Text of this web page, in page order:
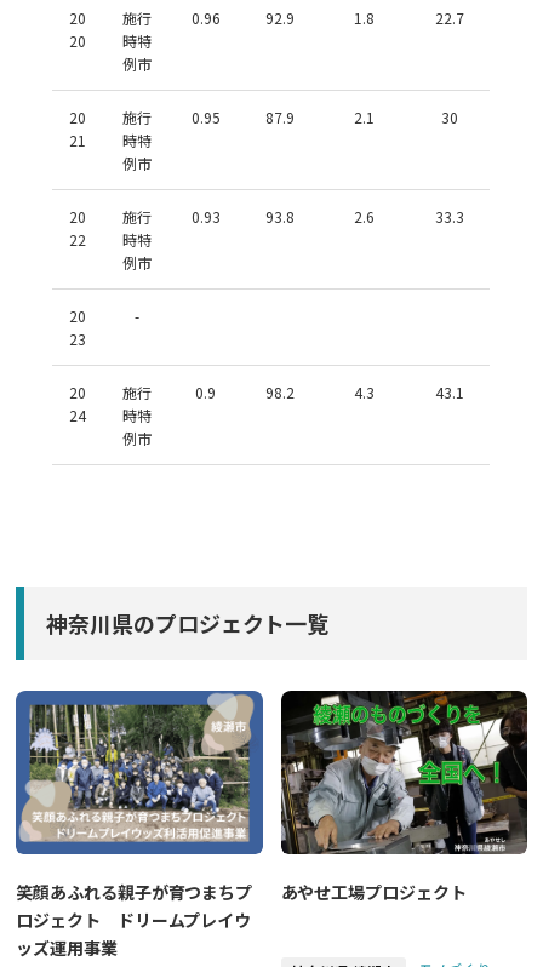
20
20
施行
時特
例市
0.96 92.9 1.8 22.7
20
21
施行
時特
例市
0.95 87.9 2.1 30
20
22
施行
時特
例市
0.93 93.8 2.6 33.3
20
23
-
20
24
施行
時特
例市
0.9 98.2 4.3 43.1
神奈川県のプロジェクト一覧
笑顔あふれる親子が育つまちプ
ロジェクト ドリームプレイウ
ッズ運用事業
あやせ工場プロジェクト